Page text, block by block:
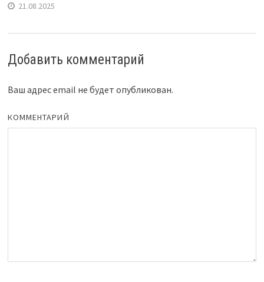
21.08.2025
Добавить комментарий
Ваш адрес email не будет опубликован.
КОММЕНТАРИЙ